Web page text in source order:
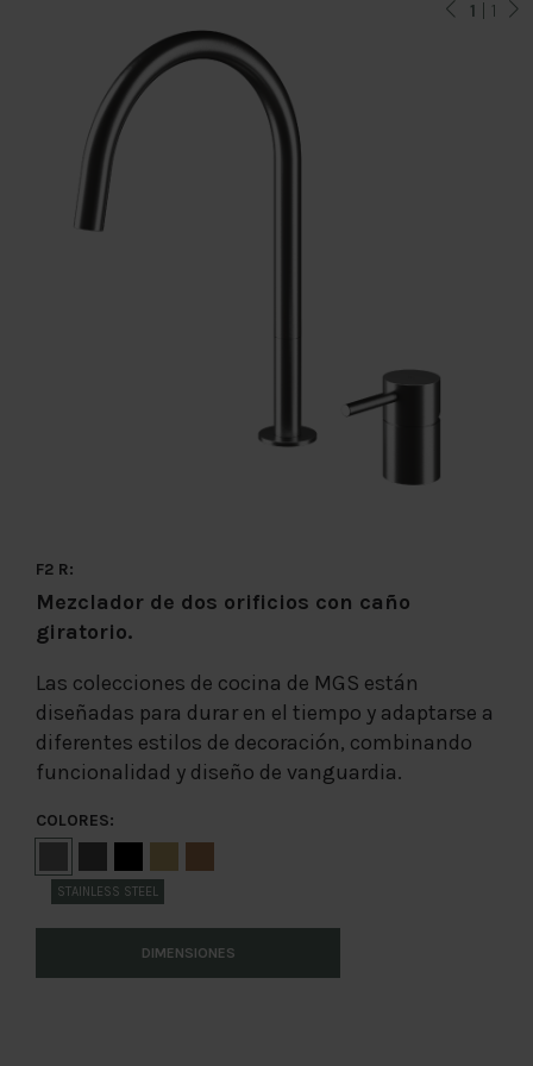
1 | 1
F2 R:
Mezclador de dos orificios con caño
giratorio.
Las colecciones de cocina de MGS están
diseñadas para durar en el tiempo y adaptarse a
diferentes estilos de decoración, combinando
funcionalidad y diseño de vanguardia.
COLORES:
STAINLESS STEEL
DIMENSIONES